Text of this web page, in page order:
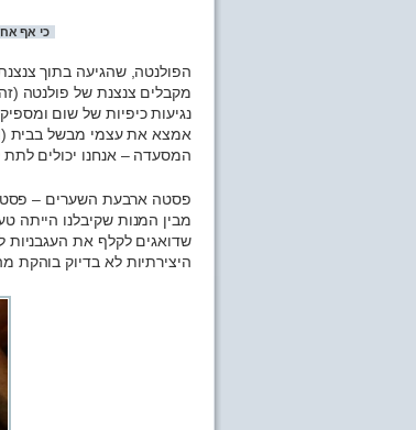
כי אף
מקבלים צנצנת של פולנטה
נגיעות כיפיות של שום
המסעדה – אנחנו יכולים לתת
פסטה ארבעת השערים – פסטה
שדואגים לקלף את
היצירתיות לא בדיוק בוהקת